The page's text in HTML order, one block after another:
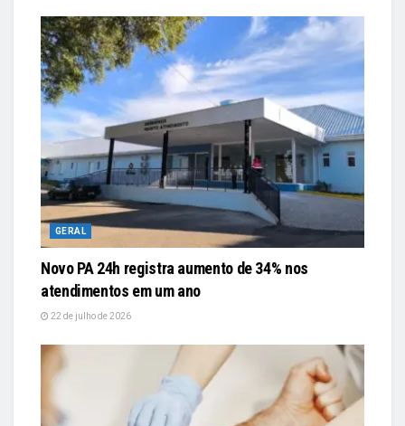
GERAL
Novo PA 24h registra aumento de 34% nos
atendimentos em um ano
22 de julho de 2026